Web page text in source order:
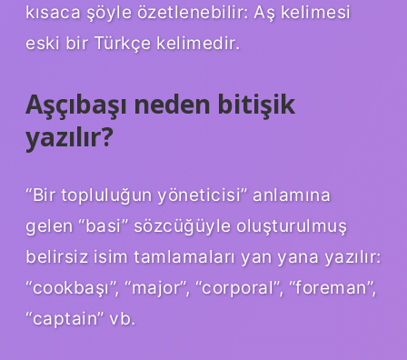
kısaca şöyle özetlenebilir: Aş kelimesi
eski bir Türkçe kelimedir.
Aşçıbaşı neden bitişik
yazılır?
“Bir topluluğun yöneticisi” anlamına
gelen “basi” sözcüğüyle oluşturulmuş
belirsiz isim tamlamaları yan yana yazılır:
“cookbaşı”, “major”, “corporal”, “foreman”,
“captain” vb.